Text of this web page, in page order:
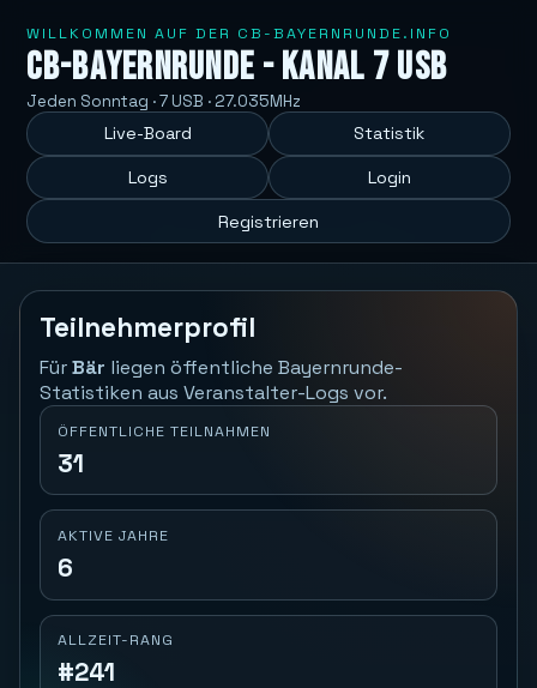
WILLKOMMEN AUF DER CB-BAYERNRUNDE.INFO
CB-Bayernrunde - Kanal 7 USB
Jeden Sonntag · 7 USB · 27.035MHz
Live-Board Statistik
Logs Login
Registrieren
Teilnehmerprofil
FürBär liegen öffentliche Bayernrunde-
Statistiken aus Veranstalter-Logs vor.
ÖFFENTLICHE TEILNAHMEN
31
AKTIVE JAHRE
6
ALLZEIT-RANG
#241